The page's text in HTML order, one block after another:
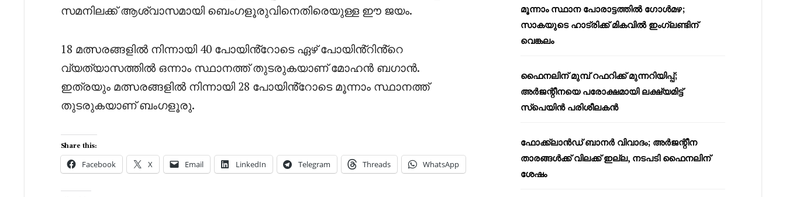
സമനിലക്ക് ആശ്വാസമായി ബെംഗളൂരുവിനെതിരെയുള്ള ഈ ജയം.
18 മത്സരങ്ങളിൽ നിന്നായി 40 പോയിൻ്റോടെ ഏഴ് പോയിൻ്റിൻ്റെ
വ്യത്യാസത്തിൽ ഒന്നാം സ്ഥാനത്ത് തുടരുകയാണ് മോഹൻ ബഗാൻ.
ഇത്രയും മത്സരങ്ങളിൽ നിന്നായി 28 പോയിൻ്റോടെ മൂന്നാം സ്ഥാനത്ത്
തുടരുകയാണ് ബംഗളൂരു.
Share this:
Facebook X Email LinkedIn Telegram Threads WhatsApp
മൂന്നാം സ്ഥാന പോരാട്ടത്തിൽ ഗോൾമഴ;
സാകയുടെ ഹാട്രിക്ക് മികവിൽ ഇംഗ്ലണ്ടിന്
വെങ്കലം
ഫൈനലിന് മുമ്പ് റഫറിക്ക് മുന്നറിയിപ്പ്;
അർജന്റീനയെ പരോക്ഷമായി ലക്ഷ്യമിട്ട്
സ്പെയിൻ പരിശീലകൻ
ഫോക്ക്‌ലാൻഡ് ബാനർ വിവാദം; അർജന്റീന
താരങ്ങൾക്ക് വിലക്ക് ഇല്ല, നടപടി ഫൈനലിന്
ശേഷം